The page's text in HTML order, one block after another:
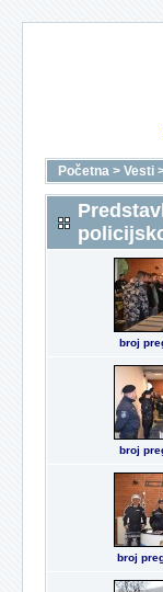
Početna > Vesti
broj
broj
broj